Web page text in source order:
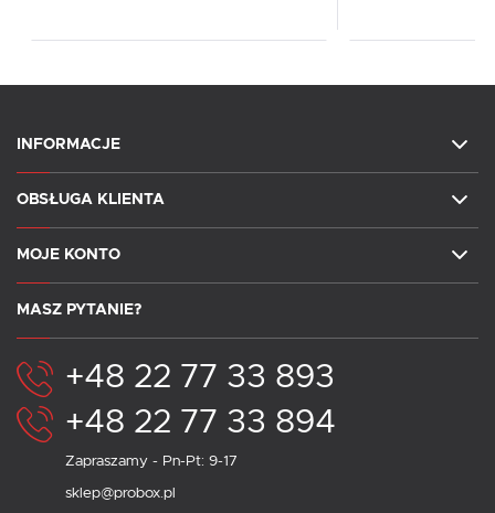
INFORMACJE
OBSŁUGA KLIENTA
MOJE KONTO
MASZ PYTANIE?
+48 22 77 33 893
+48 22 77 33 894
Zapraszamy - Pn-Pt: 9-17
sklep@probox.pl